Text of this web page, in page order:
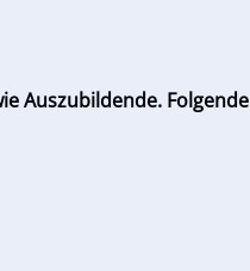
Auszubildende. Folgende